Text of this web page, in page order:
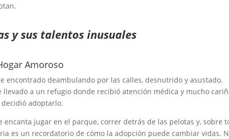
y sus talentos inusuales
Amoroso
encontrado deambulando por las calles, desnutrido y asustado.
llevado a un refugio donde recibió atención médica y mucho
adoptarlo.
encanta jugar en el parque, correr detrás de las pelotas y, sobre
es un recordatorio de cómo la adopción puede cambiar vidas.